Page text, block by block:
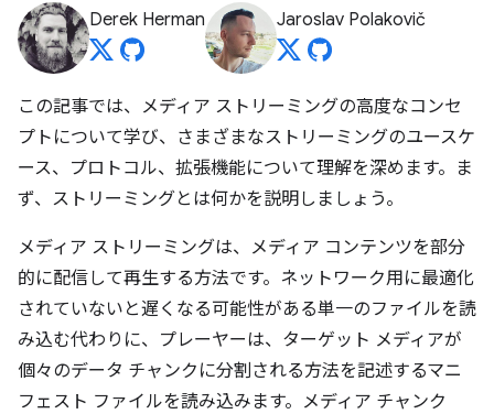
Derek Herman Jaroslav Polakovič
この記事では、メディア ストリーミングの高度なコンセ
プトについて学び、さまざまなストリーミングのユースケ
ース、プロトコル、拡張機能について理解を深めます。ま
ず、ストリーミングとは何かを説明しましょう。
メディア ストリーミングは、メディア コンテンツを部分
的に配信して再生する方法です。ネットワーク用に最適化
されていないと遅くなる可能性がある単一のファイルを読
み込む代わりに、プレーヤーは、ターゲット メディアが
個々のデータ チャンクに分割される方法を記述するマニ
フェスト ファイルを読み込みます。メディア チャンク